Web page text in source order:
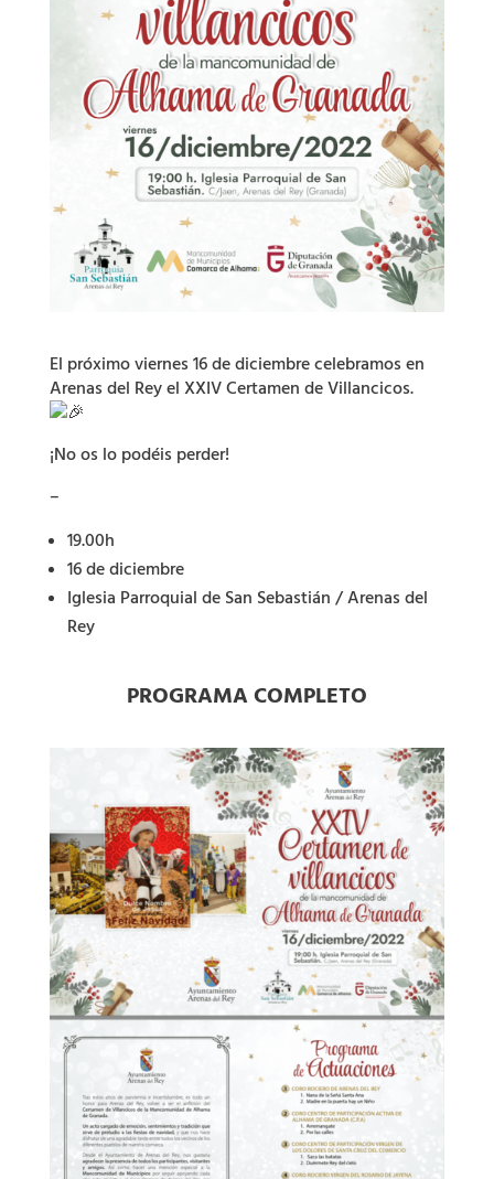
El próximo viernes 16 de diciembre celebramos en
Arenas del Rey el XXIV Certamen de Villancicos.
¡No os lo podéis perder!
–
19.00h
16 de diciembre
Iglesia Parroquial de San Sebastián / Arenas del
Rey
PROGRAMA COMPLETO